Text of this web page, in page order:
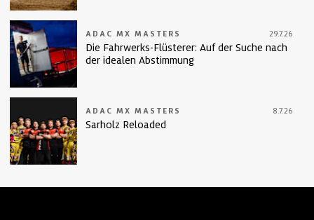
ADAC MX MASTERS 29.7.26
Die Fahrwerks-Flüsterer: Auf der Suche nach
der idealen Abstimmung
ADAC MX MASTERS 8.7.26
Sarholz Reloaded